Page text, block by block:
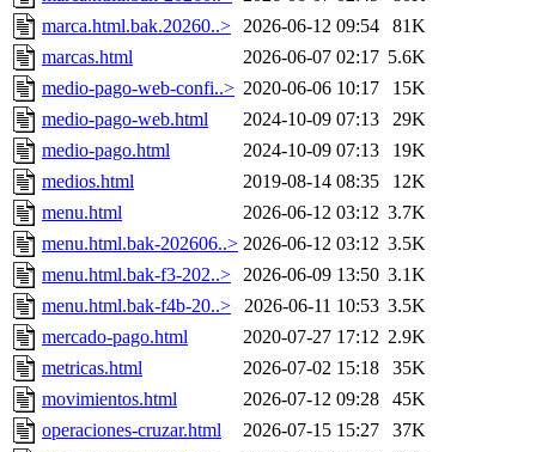
marca.html.bak.20260..> 2026-06-12 09:54
81K
marcas.html
2026-06-07 02:17 5.6K
medio-pago-web-confi..> 2020-06-06 10:17
15K
medio-pago-web.html
2024-10-09 07:13
29K
medio-pago.html
2024-10-09 07:13
19K
medios.html
2019-08-14 08:35
12K
menu.html
2026-06-12 03:12 3.7K
menu.html.bak-202606..> 2026-06-12 03:12 3.5K
menu.html.bak-f3-202..> 2026-06-09 13:50 3.1K
menu.html.bak-f4b-20..>
2026-06-11 10:53 3.5K
mercado-pago.html
2020-07-27 17:12 2.9K
metricas.html
2026-07-02 15:18
35K
movimientos.html
2026-07-12 09:28
45K
operaciones-cruzar.html
2026-07-15 15:27
37K